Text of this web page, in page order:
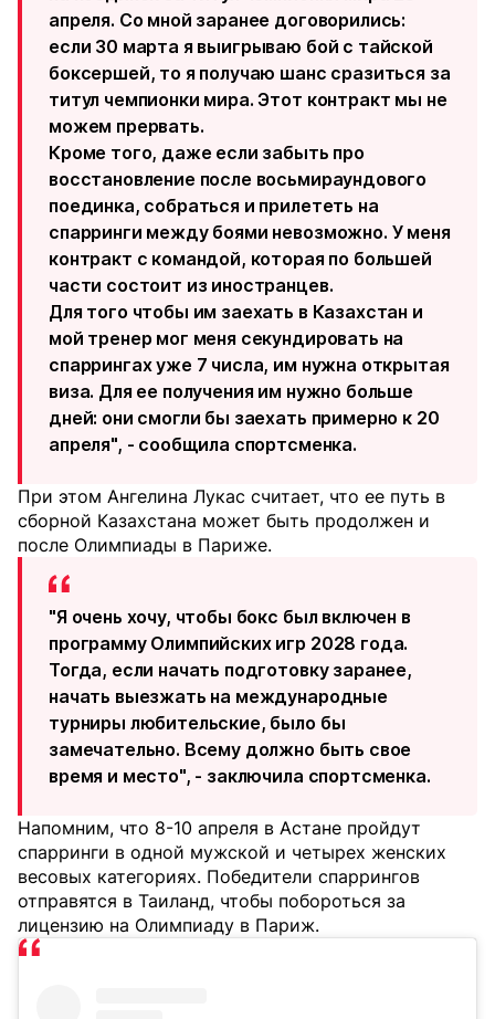
апреля. Со мной заранее договорились:
если 30 марта я выигрываю бой с тайской
боксершей, то я получаю шанс сразиться за
титул чемпионки мира. Этот контракт мы не
можем прервать.
Кроме того, даже если забыть про
восстановление после восьмираундового
поединка, собраться и прилететь на
спарринги между боями невозможно. У меня
контракт с командой, которая по большей
части состоит из иностранцев.
Для того чтобы им заехать в Казахстан и
мой тренер мог меня секундировать на
спаррингах уже 7 числа, им нужна открытая
виза. Для ее получения им нужно больше
дней: они смогли бы заехать примерно к 20
апреля", - сообщила спортсменка.
При этом Ангелина Лукас считает, что ее путь в
сборной Казахстана может быть продолжен и
после Олимпиады в Париже.
"Я очень хочу, чтобы бокс был включен в
программу Олимпийских игр 2028 года.
Тогда, если начать подготовку заранее,
начать выезжать на международные
турниры любительские, было бы
замечательно. Всему должно быть свое
время и место", - заключила спортсменка.
Напомним, что 8-10 апреля в Астане пройдут
спарринги в одной мужской и четырех женских
весовых категориях. Победители спаррингов
отправятся в Таиланд, чтобы побороться за
лицензию на Олимпиаду в Париж.